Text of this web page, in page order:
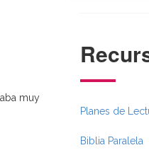
}} }}
muy
Planes de
Biblia Paralela